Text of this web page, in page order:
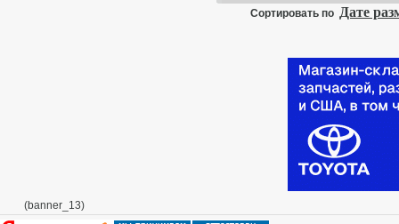
Сортировать по Дате
(banner_13)